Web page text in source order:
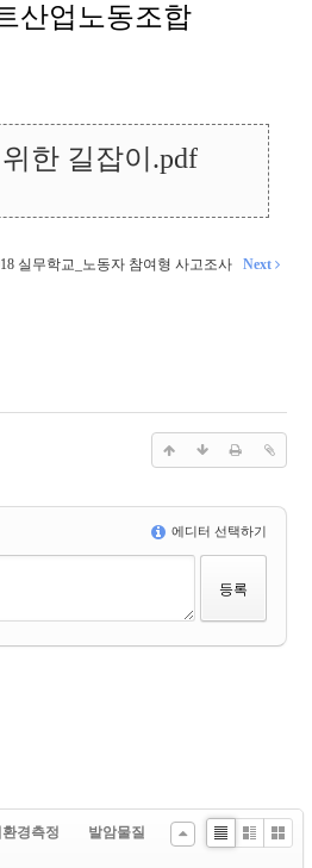
산업노동조합
한 길잡이.pdf
실무학교_노동자 참여형 사고조사 Next
에디터 선택하기
경측정 발암물질
Li
Zi
G